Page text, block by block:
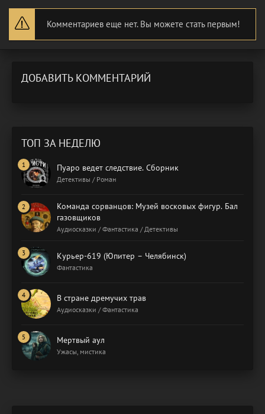
Комментариев еще нет. Вы можете стать первым!
ДОБАВИТЬ КОММЕНТАРИЙ
ТОП ЗА НЕДЕЛЮ
Пуаро ведет следствие. Сборник
Детективы / Роман
Команда сорванцов: Музей восковых фигур. Бал
газовщиков
Аудиосказки / Фантастика / Детективы
Курьер-619 (Юпитер – Челябинск)
Фантастика
В стране дремучих трав
Аудиосказки / Фантастика
Мертвый аул
Ужасы, мистика